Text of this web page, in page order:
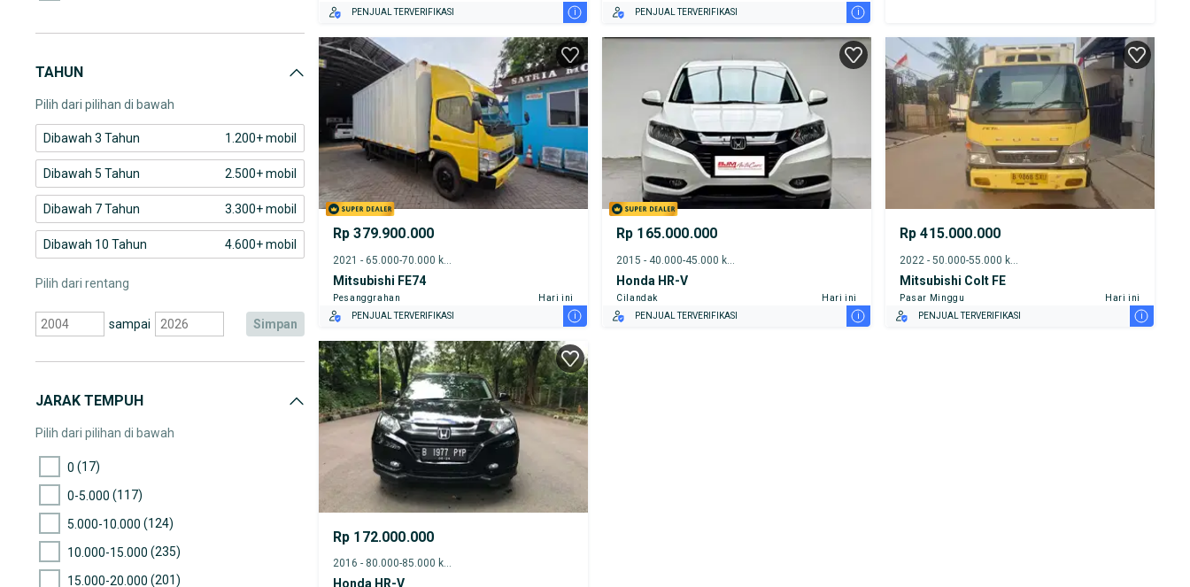
Honda Civic
TAHUN
Pilih dari pilihan di bawah
Dibawah 3 Tahun 1.200+ mobil
Dibawah 5 Tahun 2.500+ mobil
Dibawah 7 Tahun 3.300+ mobil
Dibawah 10 Tahun 4.600+ mobil
Pilih dari rentang
sampai simpan
JARAK TEMPUH
Pilih dari pilihan di bawah
0 (17)
0-5.000 (117)
5.000-10.000 (124)
10.000-15.000 (235)
15.000-20.000 (201)
PENJUAL TERVERIFIKASI
i
PENJUAL TERVERIFIKASI
i
Rp 379.900.000
Mitsubishi FE74
Pesanggrahan
Hari ini
PENJUAL TERVERIFIKASI
i
Rp 165.000.000
2015 - 40.000-45.000 km
Honda HR-V
Cilandak
Hari ini
PENJUAL TERVERIFIKASI
i
Rp 415.000.000
2022 - 50.000-55.000 km
Mitsubishi Colt FE
Pasar Minggu
Hari ini
PENJUAL TERVERIFIKASI
i
Rp 172.000.000
2016 - 80.000-85.000 km
Honda HR-V